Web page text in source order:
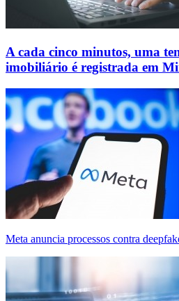
A cada cinco minutos, uma
imobiliário é registrada em
Meta anuncia processos contra